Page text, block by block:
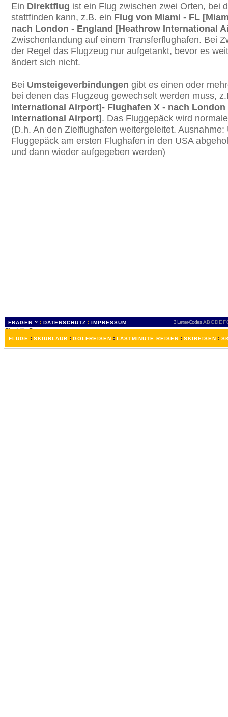
Ein Direktflug ist ein Flug zwischen zwei Orten, bei
stattfinden kann, z.B. ein Flug von Miami - FL
nach London - England [Heathrow International
Zwischenlandung auf einem Transferflughafen. Bei
der Regel das Flugzeug nur aufgetankt, bevor es
ändert sich nicht.
Bei Umsteigeverbindungen gibt es einen oder
bei denen das Flugzeug gewechselt werden muss,
International Airport]- Flughafen X - nach
International Airport]. Das Fluggepäck wird
(D.h. An den Zielflughafen weitergeleitet.
Fluggepäck am ersten Flughafen in den USA
und dann wieder aufgegeben werden)
FRAGEN ? : DATENSCHUTZ : IMPRESSUM 3 Letter-Codes ABCDEF
FLÜGE : SKIURLAUB : GOLFREISEN : LASTMINUTE REISEN : SKIREISEN :